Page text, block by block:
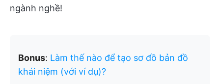
ngành nghề!
Bonus: Làm thế nào để tạo sơ đồ bản đồ
khái niệm (với ví dụ)?